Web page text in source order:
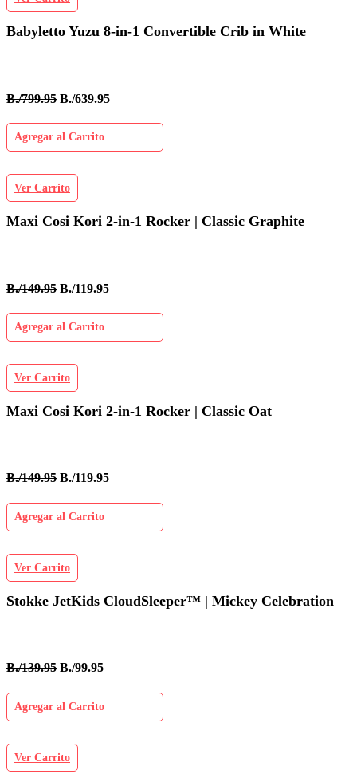
Babyletto Yuzu 8-in-1 Convertible Crib in White
B./799.95 B./639.95
Agregar al Carrito
Ver Carrito
Maxi Cosi Kori 2-in-1 Rocker | Classic Graphite
B./149.95 B./119.95
Agregar al Carrito
Ver Carrito
Maxi Cosi Kori 2-in-1 Rocker | Classic Oat
B./149.95 B./119.95
Agregar al Carrito
Ver Carrito
Stokke JetKids CloudSleeper™ | Mickey Celebration
B./139.95 B./99.95
Agregar al Carrito
Ver Carrito